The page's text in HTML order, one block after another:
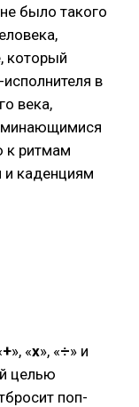
было такого
который
в
века,
к ритмам
и каденциям
+», «x», «÷» и
целью
поп-